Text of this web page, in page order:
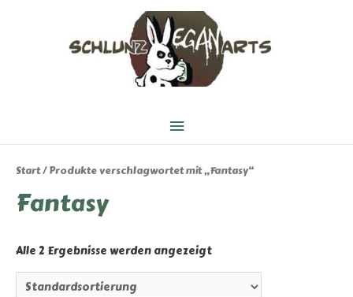
Hauptmenü
Start/ Produkte verschlagwortet mit „Fantasy“
Fantasy
Alle 2 Ergebnisse werden angezeigt